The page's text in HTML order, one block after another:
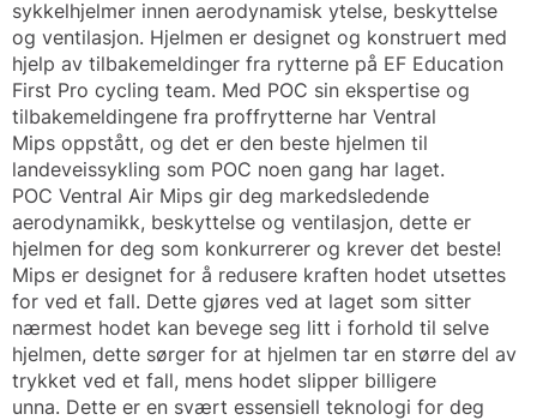
sykkelhjelmer innen aerodynamisk ytelse, beskyttelse
og ventilasjon. Hjelmen er designet og konstruert med
hjelp av tilbakemeldinger fra rytterne på EF Education
First Pro cycling team. Med POC sin ekspertise og
tilbakemeldingene fra proffrytterne har Ventral
Mips oppstått, og det er den beste hjelmen til
landeveissykling som POC noen gang har laget.
POC Ventral Air Mips gir deg markedsledende
aerodynamikk, beskyttelse og ventilasjon, dette er
hjelmen for deg som konkurrerer og krever det beste!
Mips er designet for å redusere kraften hodet utsettes
for ved et fall. Dette gjøres ved at laget som sitter
nærmest hodet kan bevege seg litt i forhold til selve
hjelmen, dette sørger for at hjelmen tar en større del av
trykket ved et fall, mens hodet slipper billigere
unna. Dette er en svært essensiell teknologi for deg